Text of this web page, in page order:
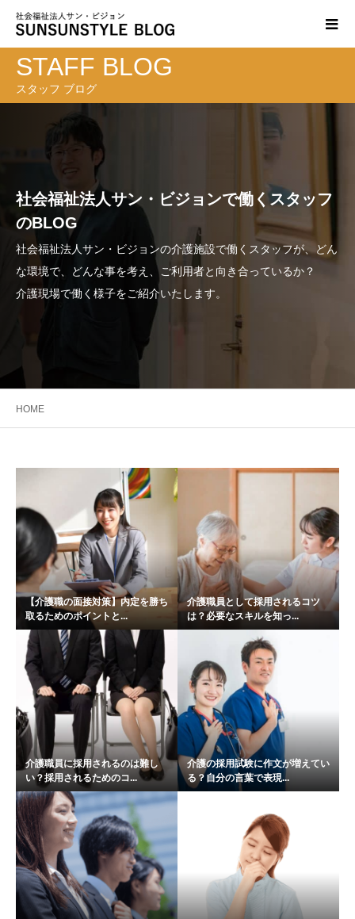
STAFF BLOG
スタッフ ブログ
社会福祉法人サン・ビジョンで働くスタッフ
のBLOG
社会福祉法人サン・ビジョンの介護施設で働くスタッフが、どん
な環境で、どんな事を考え、ご利用者と向き合っているか？
介護現場で働く様子をご紹介いたします。
HOME
【介護職の面接対策】内定を勝ち
取るためのポイントと...
介護職員として採用されるコツ
は？必要なスキルを知っ...
介護職員に採用されるのは難し
い？採用されるためのコ...
介護の採用試験に作文が増えてい
る？自分の言葉で表現...